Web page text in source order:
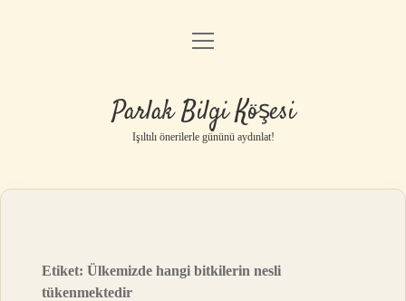
Anasayfa
Yasal Uyarı
menüyü
Parlak Bilgi Köşesi
Işıltılı önerilerle gününü aydınlat!
Etiket:Ülkemizde hangi bitkilerin nesli
tükenmektedir